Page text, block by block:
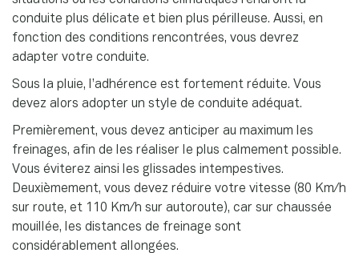
conduite plus délicate et bien plus périlleuse. Aussi, en
fonction des conditions rencontrées, vous devrez
adapter votre conduite.
Sous la pluie, l’adhérence est fortement réduite. Vous
devez alors adopter un style de conduite adéquat.
Premièrement, vous devez anticiper au maximum les
freinages, afin de les réaliser le plus calmement possible.
Vous éviterez ainsi les glissades intempestives.
Deuxièmement, vous devez réduire votre vitesse (80 Km/h
sur route, et 110 Km/h sur autoroute), car sur chaussée
mouillée, les distances de freinage sont
considérablement allongées.